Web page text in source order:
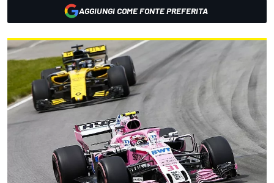
AGGIUNGI COME FONTE PREFERITA